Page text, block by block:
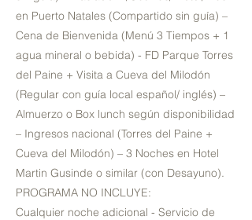
en Puerto Natales (Compartido sin guía) –
Cena de Bienvenida (Menú 3 Tiempos + 1
agua mineral o bebida) - FD Parque Torres
del Paine + Visita a Cueva del Milodón
(Regular con guía local español/ inglés) –
Almuerzo o Box lunch según disponibilidad
– Ingresos nacional (Torres del Paine +
Cueva del Milodón) – 3 Noches en Hotel
Martin Gusinde o similar (con Desayuno).
PROGRAMA NO INCLUYE:
Cualquier noche adicional - Servicio de